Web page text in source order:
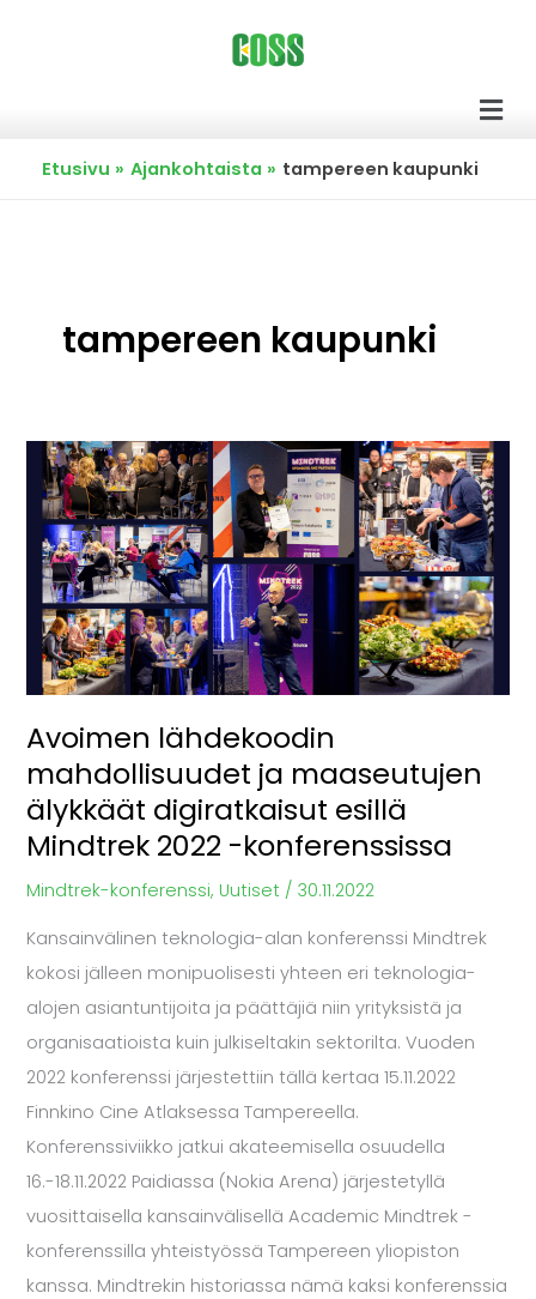
Etusivu Ajankohtaista tampereen kaupunki
tampereen kaupunki
Avoimen lähdekoodin
mahdollisuudet ja maaseutujen
älykkäät digiratkaisut esillä
Mindtrek 2022 -konferenssissa
Mindtrek-konferenssi, Uutiset / 30.11.2022
Kansainvälinen teknologia-alan konferenssi Mindtrek
kokosi jälleen monipuolisesti yhteen eri teknologia-
alojen asiantuntijoita ja päättäjiä niin yrityksistä ja
organisaatioista kuin julkiseltakin sektorilta. Vuoden
2022 konferenssi järjestettiin tällä kertaa 15.11.2022
Finnkino Cine Atlaksessa Tampereella.
Konferenssiviikko jatkui akateemisella osuudella
16.-18.11.2022 Paidiassa (Nokia Arena) järjestetyllä
vuosittaisella kansainvälisellä Academic Mindtrek -
konferenssilla yhteistyössä Tampereen yliopiston
kanssa. Mindtrekin historiassa nämä kaksi konferenssia
Avoimen
lähdekoodin
mahdollisuudet
maaseutujen
älykkäät
digiratkaisut
esillä
Mindtrek
2022
-
konferenssissa